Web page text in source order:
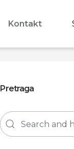
Kontakt
Pretraga